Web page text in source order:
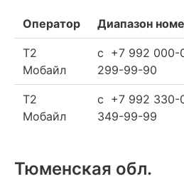
Оператор Диапазон
Т2
Мобайл
c +7 992
299-99-90
Т2
Мобайл
c +7 992
349-99-99
Тюменская обл.